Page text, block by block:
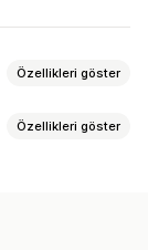
Özellikleri göster
Özellikleri göster